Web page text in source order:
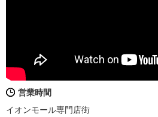
営業時間
イオンモール専門店街